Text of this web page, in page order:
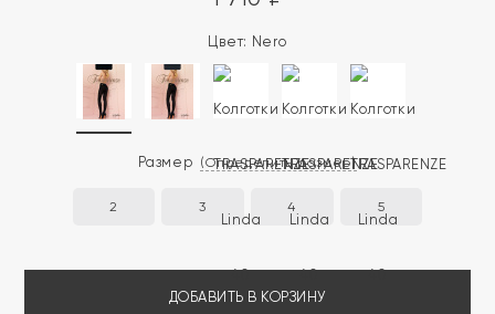
Цвет: Nero
Размер (Определить размер)
2 3 4 5
ДОБАВИТЬ В КОРЗИНУ